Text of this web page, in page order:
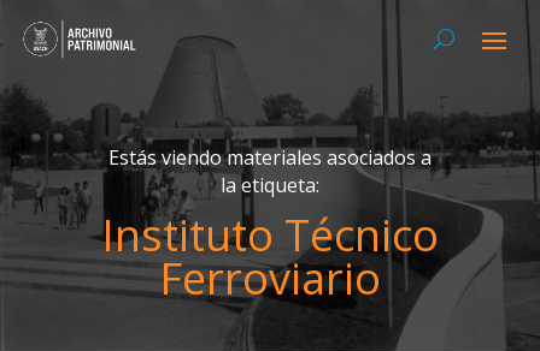
Estás viendo materiales asociados a
la etiqueta:
Instituto Técnico
Ferroviario